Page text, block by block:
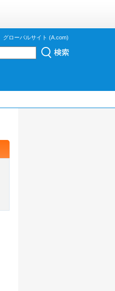
グローバルサイト (A.com)